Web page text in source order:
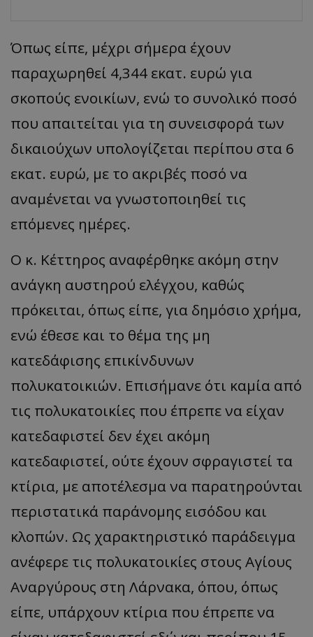
Όπως είπε, μέχρι σήμερα έχουν
παραχωρηθεί 4,344 εκατ. ευρώ για
σκοπούς ενοικίων, ενώ το συνολικό ποσό
που απαιτείται για τη συνεισφορά των
δικαιούχων υπολογίζεται περίπου στα 6
εκατ. ευρώ, με το ακριβές ποσό να
αναμένεται να γνωστοποιηθεί τις
επόμενες ημέρες.
Ο κ. Κέττηρος αναφέρθηκε ακόμη στην
ανάγκη αυστηρού ελέγχου, καθώς
πρόκειται, όπως είπε, για δημόσιο χρήμα,
ενώ έθεσε και το θέμα της μη
κατεδάφισης επικίνδυνων
πολυκατοικιών. Επισήμανε ότι καμία από
τις πολυκατοικίες που έπρεπε να είχαν
κατεδαφιστεί δεν έχει ακόμη
κατεδαφιστεί, ούτε έχουν σφραγιστεί τα
κτίρια, με αποτέλεσμα να παρατηρούνται
περιστατικά παράνομης εισόδου και
κλοπών. Ως χαρακτηριστικό παράδειγμα
ανέφερε τις πολυκατοικίες στους Αγίους
Αναργύρους στη Λάρνακα, όπου, όπως
είπε, υπάρχουν κτίρια που έπρεπε να